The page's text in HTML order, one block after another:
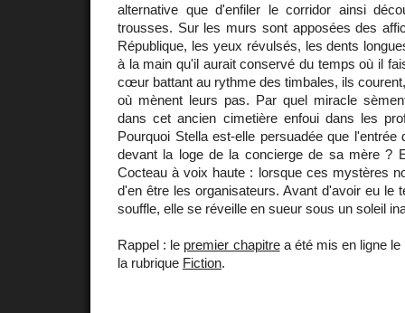
alternative que d'enfiler le corridor ainsi
trousses. Sur les murs sont apposées des
République, les yeux révulsés, les dents
à la main qu'il aurait conservé du temps où il
cœur battant au rythme des timbales, ils
où mènent leurs pas. Par quel miracle
dans cet ancien cimetière enfoui dans les
Pourquoi Stella est-elle persuadée que l'entrée
devant la loge de la concierge de sa mère ?
Cocteau à voix haute : lorsque ces mystères
d'en être les organisateurs. Avant d'avoir eu le
souffle, elle se réveille en sueur sous un soleil
Rappel : le premier chapitrea été mis en ligne le
la rubrique Fiction.